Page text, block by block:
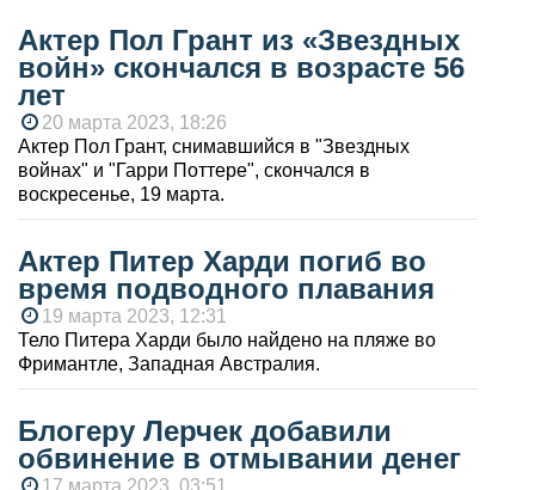
Актер Пол Грант из «Звездных
войн» скончался в возрасте 56
лет
20 марта 2023, 18:26
Актер Пол Грант, снимавшийся в "Звездных
войнах" и "Гарри Поттере", скончался в
воскресенье, 19 марта.
Актер Питер Харди погиб во
время подводного плавания
19 марта 2023, 12:31
Тело Питера Харди было найдено на пляже во
Фримантле, Западная Австралия.
Блогеру Лерчек добавили
обвинение в отмывании денег
17 марта 2023, 03:51